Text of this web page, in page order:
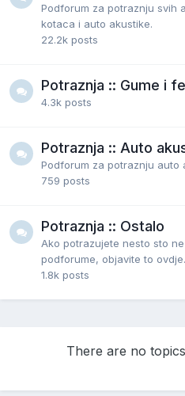
Podforum za potraznju svih
kotaca i auto akustike.
22.2k posts
Potraznja :: Gume i
4.3k posts
Potraznja :: Auto
Podforum za potraznju auto
759 posts
Potraznja :: Ostalo
Ako potrazujete nesto sto
podforume, objavite to ovdje.
1.8k posts
There are no